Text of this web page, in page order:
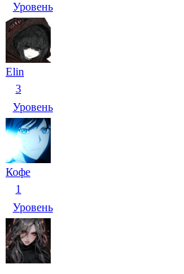
Уровень
Elin
3
Уровень
Кофе
1
Уровень